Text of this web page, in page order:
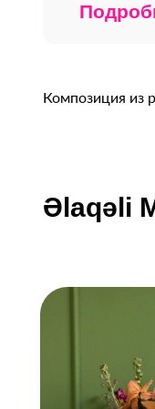
Композиция из
Əlaqəli